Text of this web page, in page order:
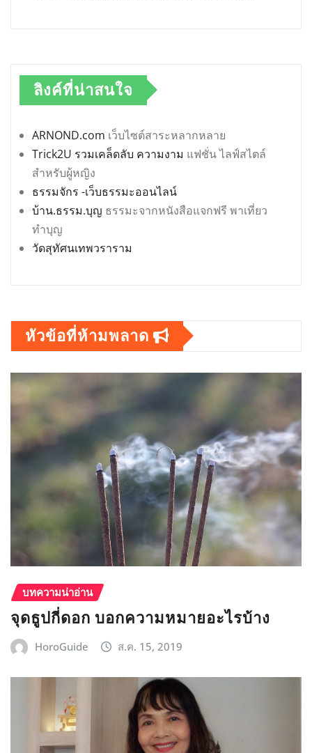
ลิงค์ที่น่าสนใจ
ARNOND.com เว็บไซต์สาระหลากหลาย
Trick2U รวมเคล็ดลับ ความงาม แฟชั่น ไลฟ์สไตล์
สำหรับผู้หญิง
ธรรมจักร -เว็บธรรมะออนไลน์
บ้าน.ธรรม.บุญ ธรรมะจากหนังสือแจกฟรี พาเที่ยว
ทำบุญ
วัดสุทัศนเทพวราราม
หัวข้อที่ห้ามพลาด
บทความน่าอ่าน
จุดธูปกี่ดอก บอกความหมายอะไรบ้าง
HoroGuide ส.ค. 15, 2019